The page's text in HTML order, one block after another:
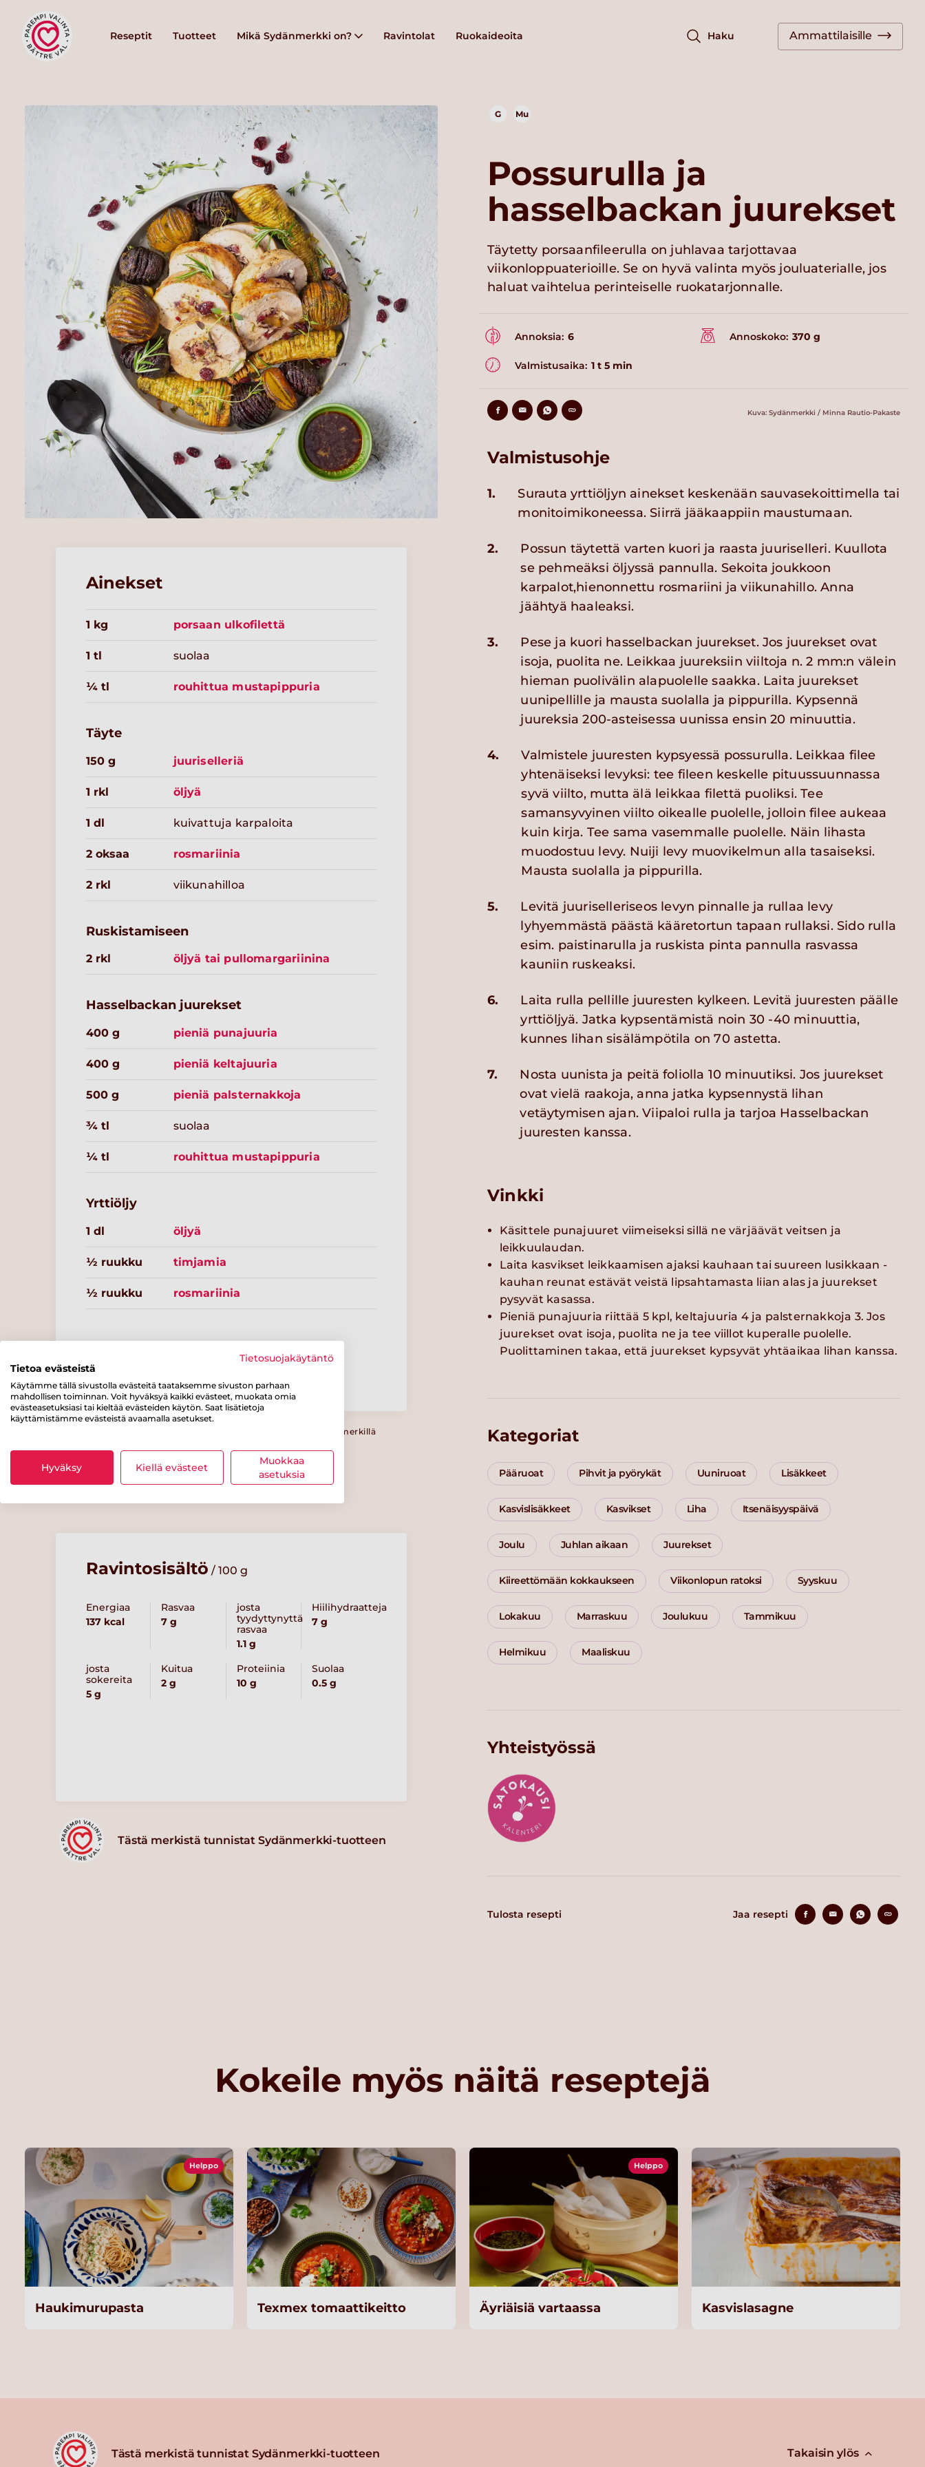
Reseptit Tuotteet Mikä Sydänmerkki on? Ravintolat Ruokaideoita Haku Ammattilaisille
Ainekset
1 kg porsaan ulkofilettä
1 tl suolaa
¼ tl rouhittua mustapippuria
Täyte
150 g juuriselleriä
1 rkl öljyä
1 dl kuivattuja karpaloita
2 oksaa rosmariinia
2 rkl viikunahilloa
Ruskistamiseen
2 rkl öljyä tai pullomargariinina
Hasselbackan juurekset
400 g pieniä punajuuria
400 g pieniä keltajuuria
500 g pieniä palsternakkoja
¾ tl suolaa
¼ tl rouhittua mustapippuria
Yrttiöljy
1 dl öljyä
½ ruukku timjamia
½ ruukku rosmariinia
Resepteissä punaisella merkityt tuotteet löydät kaupassa Sydänmerkillä
Ravintosisältö / 100 g
Energiaa
137 kcal
Rasvaa
7 g
josta
tyydyttynyttä
rasvaa
1.1 g
Hiilihydraatteja
7 g
josta
sokereita
5 g
Kuitua
2 g
Proteiinia
10 g
Suolaa
0.5 g
Tästä merkistä tunnistat Sydänmerkki-tuotteen
G Mu
Possurulla ja
hasselbackan juurekset
Täytetty porsaanfileerulla on juhlavaa tarjottavaa
viikonloppuaterioille. Se on hyvä valinta myös jouluaterialle, jos
haluat vaihtelua perinteiselle ruokatarjonnalle.
Annoksia: 6 Annoskoko: 370 g
Valmistusaika: 1 t 5 min
Kuva: Sydänmerkki / Minna Rautio-Pakaste
Valmistusohje
1.
Surauta yrttiöljyn ainekset keskenään sauvasekoittimella tai
monitoimikoneessa. Siirrä jääkaappiin maustumaan.
2.
Possun täytettä varten kuori ja raasta juuriselleri. Kuullota
se pehmeäksi öljyssä pannulla. Sekoita joukkoon
karpalot,hienonnettu rosmariini ja viikunahillo. Anna
jäähtyä haaleaksi.
3.
Pese ja kuori hasselbackan juurekset. Jos juurekset ovat
isoja, puolita ne. Leikkaa juureksiin viiltoja n. 2 mm:n välein
hieman puolivälin alapuolelle saakka. Laita juurekset
uunipellille ja mausta suolalla ja pippurilla. Kypsennä
juureksia 200-asteisessa uunissa ensin 20 minuuttia.
4.
Valmistele juuresten kypsyessä possurulla. Leikkaa filee
yhtenäiseksi levyksi: tee fileen keskelle pituussuunnassa
syvä viilto, mutta älä leikkaa filettä puoliksi. Tee
samansyvyinen viilto oikealle puolelle, jolloin filee aukeaa
kuin kirja. Tee sama vasemmalle puolelle. Näin lihasta
muodostuu levy. Nuiji levy muovikelmun alla tasaiseksi.
Mausta suolalla ja pippurilla.
5.
Levitä juuriselleriseos levyn pinnalle ja rullaa levy
lyhyemmästä päästä kääretortun tapaan rullaksi. Sido rulla
esim. paistinarulla ja ruskista pinta pannulla rasvassa
kauniin ruskeaksi.
6.
Laita rulla pellille juuresten kylkeen. Levitä juuresten päälle
yrttiöljyä. Jatka kypsentämistä noin 30 -40 minuuttia,
kunnes lihan sisälämpötila on 70 astetta.
7.
Nosta uunista ja peitä foliolla 10 minuutiksi. Jos juurekset
ovat vielä raakoja, anna jatka kypsennystä lihan
vetäytymisen ajan. Viipaloi rulla ja tarjoa Hasselbackan
juuresten kanssa.
Vinkki
Käsittele punajuuret viimeiseksi sillä ne värjäävät veitsen ja
leikkuulaudan.
Laita kasvikset leikkaamisen ajaksi kauhaan tai suureen lusikkaan -
kauhan reunat estävät veistä lipsahtamasta liian alas ja juurekset
pysyvät kasassa.
Pieniä punajuuria riittää 5 kpl, keltajuuria 4 ja palsternakkoja 3. Jos
juurekset ovat isoja, puolita ne ja tee viillot kuperalle puolelle.
Puolittaminen takaa, että juurekset kypsyvät yhtäaikaa lihan kanssa.
Kategoriat
Pääruoat Pihvit ja pyörykät Uuniruoat Lisäkkeet
Kasvislisäkkeet Kasvikset Liha Itsenäisyyspäivä
Joulu Juhlan aikaan Juurekset
Kiireettömään kokkaukseen Viikonlopun ratoksi Syyskuu
Lokakuu Marraskuu Joulukuu Tammikuu
Helmikuu Maaliskuu
Yhteistyössä
Tulosta resepti Jaa resepti
Kokeile myös näitä reseptejä
Helppo
Haukimurupasta Texmex tomaattikeitto
Helppo
Äyriäisiä vartaassa Kasvislasagne
Tästä merkistä tunnistat Sydänmerkki-tuotteen Takaisin ylös
Tietosuojakäytäntö
Tietoa evästeistä
Käytämme tällä sivustolla evästeitä taataksemme sivuston parhaan
mahdollisen toiminnan. Voit hyväksyä kaikki evästeet, muokata omia
evästeasetuksiasi tai kieltää evästeiden käytön. Saat lisätietoja
käyttämistämme evästeistä avaamalla asetukset.
Hyväksy Kiellä evästeet
Muokkaa
asetuksia